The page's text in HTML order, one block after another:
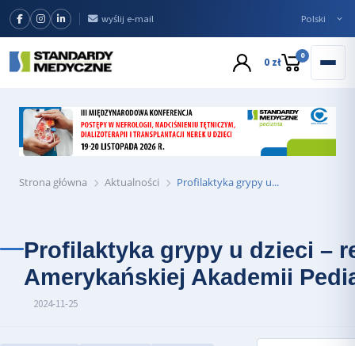
wyślij e-mail
0 zł 0
Strona główna Aktualności Profilaktyka grypy u...
Profilaktyka grypy u dzieci –
Amerykańskiej Akademii
2024-11-25